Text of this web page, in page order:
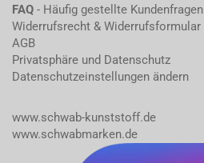
FAQ - Häufig gestellte Kundenfragen
Widerrufsrecht & Widerrufsformular
AGB
Privatsphäre und Datenschutz
Datenschutzeinstellungen ändern
www.schwab-kunststoff.de
www.schwabmarken.de